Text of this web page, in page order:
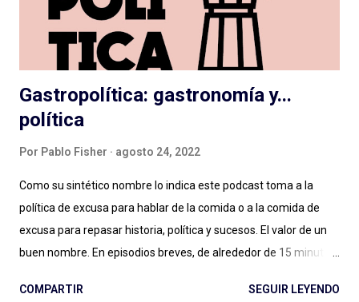
narrativas entre una cosa y la otra. Más allá de las instancias de
producción, distribución y es...
Gastropolítica: gastronomía y...
política
Por Pablo Fisher agosto 24, 2022
Como su sintético nombre lo indica este podcast toma a la
política de excusa para hablar de la comida o a la comida de
excusa para repasar historia, política y sucesos. El valor de un
buen nombre. En episodios breves, de alrededor de 15 minutos,
Historia, con música amena y audios de archivo al paso para
COMPARTIR SEGUIR LEYENDO